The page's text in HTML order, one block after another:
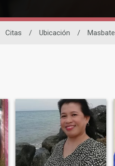
Citas / Ubicación / Masbate